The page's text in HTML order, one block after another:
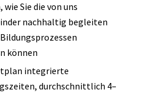
Sie die von uns
nachhaltig begleiten
können
integrierte
durchschnittlich 4–